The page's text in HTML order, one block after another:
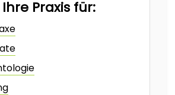
Praxis für: